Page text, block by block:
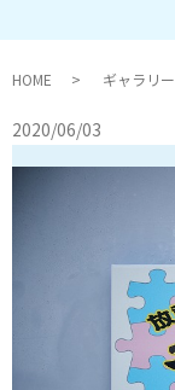
HOME ギャラリー
2020/06/03